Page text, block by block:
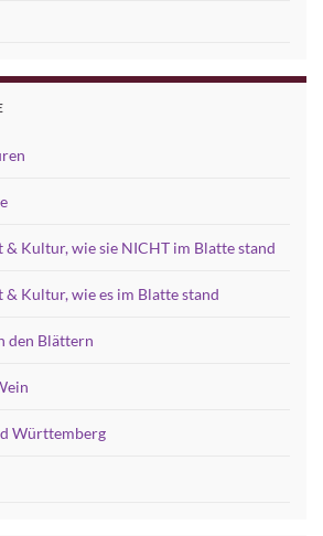
& Kultur, wie sie NICHT im Blatte stand
& Kultur, wie es im Blatte stand
den Blättern
Württemberg